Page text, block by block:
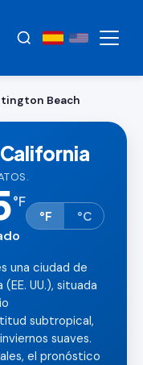
Beach
°F
°F °C
una ciudad de
UU.), situada
subtropical,
suaves.
el pronóstico